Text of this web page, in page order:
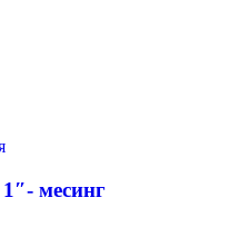
месинг